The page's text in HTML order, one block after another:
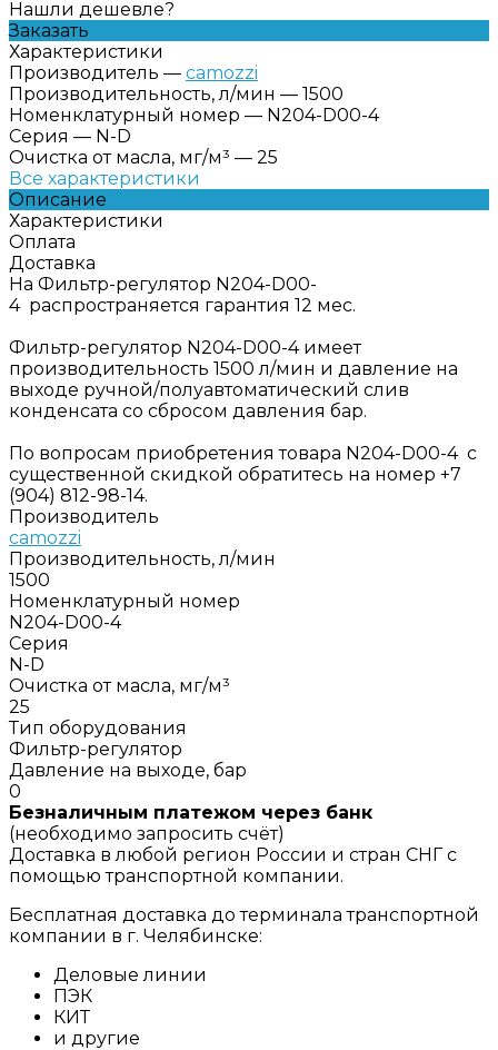
Нашли дешевле?
Заказать
Характеристики
Производитель — camozzi
Производительность, л/мин — 1500
Номенклатурный номер — N204-D00-4
Серия — N-D
Очистка от масла, мг/м³ — 25
Все характеристики
Описание
Характеристики
Оплата
Доставка
На Фильтр-регулятор N204-D00-
4 распространяется гарантия 12 мес.
Фильтр-регулятор N204-D00-4 имеет
производительность 1500 л/мин и давление на
выходе ручной/полуавтоматический слив
конденсата со сбросом давления бар.
По вопросам приобретения товара N204-D00-4 с
существенной скидкой обратитесь на номер +7
(904) 812-98-14.
Производитель
camozzi
Производительность, л/мин
1500
Номенклатурный номер
N204-D00-4
Серия
N-D
Очистка от масла, мг/м³
25
Тип оборудования
Фильтр-регулятор
Давление на выходе, бар
0
Безналичным платежом через банк
(необходимо запросить счёт)
Доставка в любой регион России и стран СНГ с
помощью транспортной компании.
Бесплатная доставка до терминала транспортной
компании в г. Челябинске:
Деловые линии
ПЭК
КИТ
и другие